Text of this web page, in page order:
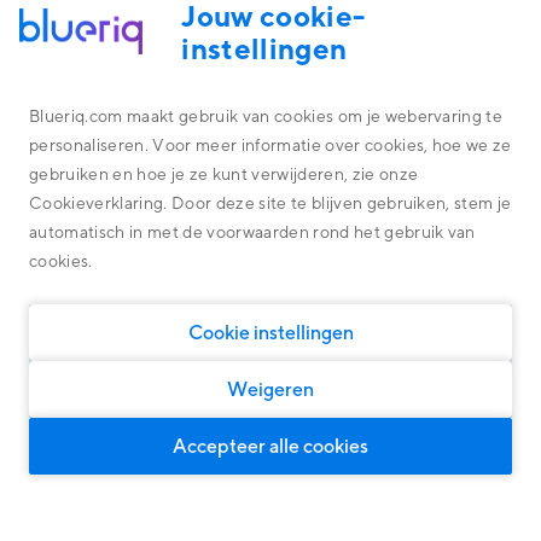
Platform
Alles omtrent de technologie achter ons platform
Blueriq Cloud
Nieuwste features
Research
Overheid
Financial Services
Software
Woningcorporaties
Algemene oplossingen
Persoonlijke klantreizen
Door middel van Dynamic Case Management
Voor intelligente en persoonlijke dialogen
Compliance
Ontdek wat onze oplossingen kunnen opleveren
Klanten Financial Services
Klanten Software
Welkom op de Blueriq Academy
Wij kennen onze software technologie door en door. Deze
kennis delen we graag met business engineers, architecten en
developers.
Jouw cookie-
instellingen
Blueriq.com maakt gebruik van cookies om je webervaring te
personaliseren. Voor meer informatie over cookies, hoe we ze
gebruiken en hoe je ze kunt verwijderen, zie onze
Cookieverklaring. Door deze site te blijven gebruiken, stem je
automatisch in met de voorwaarden rond het gebruik van
cookies.
Cookie instellingen
Weigeren
Accepteer alle cookies